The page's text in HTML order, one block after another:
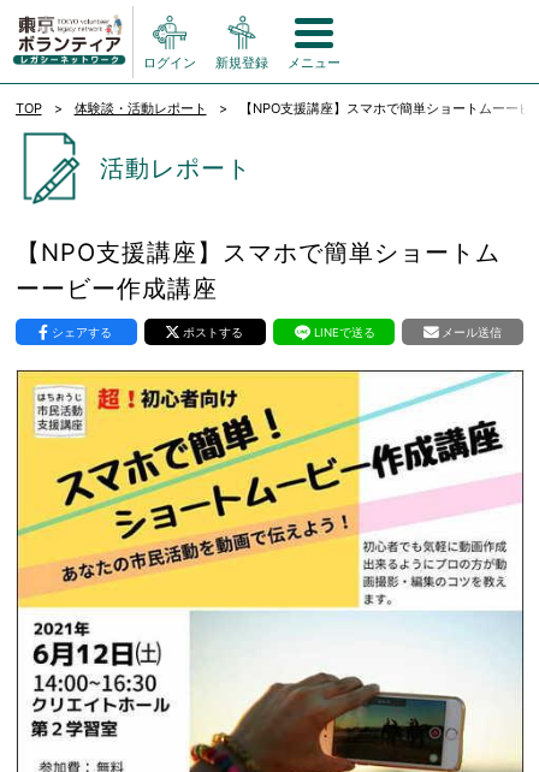
ログイン 新規登録 メニュー
TOP 体験談・活動レポート 【NPO支援講座】スマホで簡単ショートムーービ
活動レポート
【NPO支援講座】スマホで簡単ショートム
ーービー作成講座
シェアする ポストする LINEで送る メール送信